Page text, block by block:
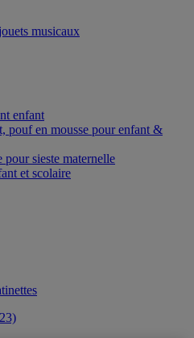
musicaux
enfant​
pouf en mousse pour enfant &
sieste maternelle​
et scolaire